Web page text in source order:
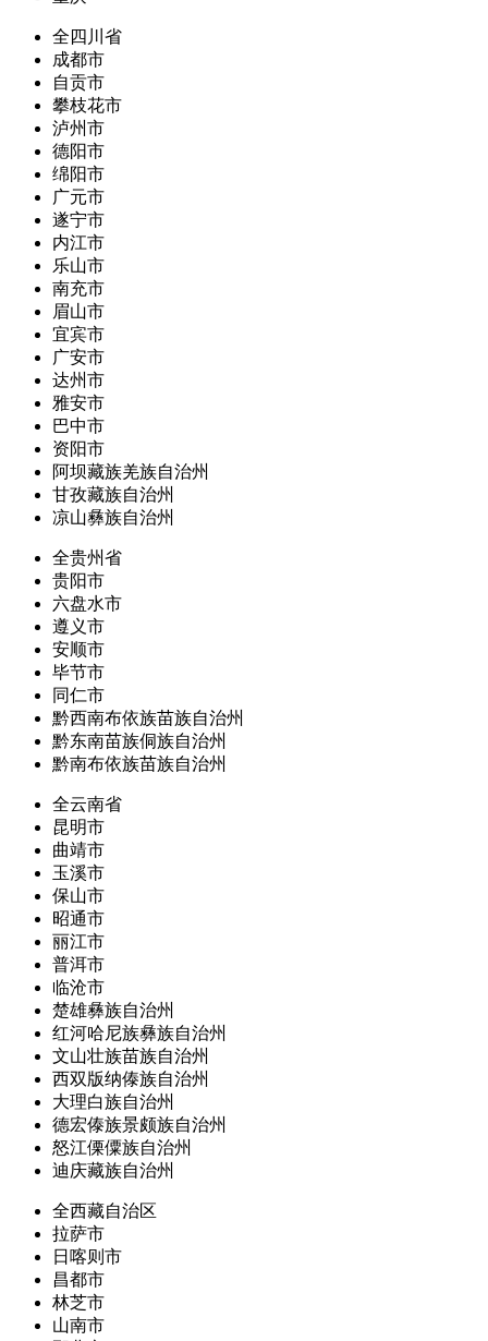
全四川省
成都市
自贡市
攀枝花市
泸州市
德阳市
绵阳市
广元市
遂宁市
内江市
乐山市
南充市
眉山市
宜宾市
广安市
达州市
雅安市
巴中市
资阳市
阿坝藏族羌族自治州
甘孜藏族自治州
凉山彝族自治州
全贵州省
贵阳市
六盘水市
遵义市
安顺市
毕节市
同仁市
黔西南布依族苗族自治州
黔东南苗族侗族自治州
黔南布依族苗族自治州
全云南省
昆明市
曲靖市
玉溪市
保山市
昭通市
丽江市
普洱市
临沧市
楚雄彝族自治州
红河哈尼族彝族自治州
文山壮族苗族自治州
西双版纳傣族自治州
大理白族自治州
德宏傣族景颇族自治州
怒江傈僳族自治州
迪庆藏族自治州
全西藏自治区
拉萨市
日喀则市
昌都市
林芝市
山南市